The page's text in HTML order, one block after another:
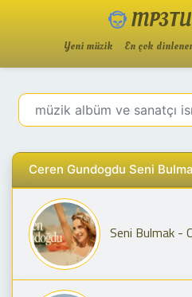
Yeni müzik En çok
Ceren Gundogdu Seni
Seni Bulmak -